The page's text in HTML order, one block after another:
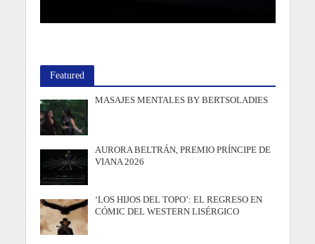
Featured
MASAJES MENTALES BY BERTSOLADIES
AURORA BELTRÁN, PREMIO PRÍNCIPE DE
VIANA 2026
‘LOS HIJOS DEL TOPO’: EL REGRESO EN
CÓMIC DEL WESTERN LISÉRGICO